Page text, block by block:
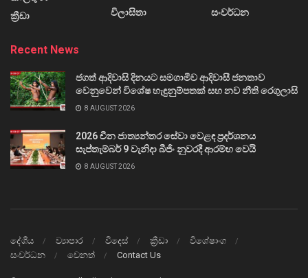
ක්‍රීඩා
විලාසිතා
සංවර්ධන
Recent News
ජගත් ආදිවාසි දිනයට සමගාමීව ආදිවාසී ජනතාව
වෙනුවෙන් විශේෂ හැඳුනුම්පතක් සහ නව නීති රෙගුලාසි
8 AUGUST 2026
2026 චීන ජාත්‍යන්තර සේවා වෙළඳ ප්‍රදර්ශනය
සැප්තැම්බර් 9 වැනිදා බීජිං නුවරදී ආරම්භ වෙයි
8 AUGUST 2026
දේශීය ව්‍යාපාර විදෙස් ක්‍රීඩා
විශේෂාංග
සංවර්ධන
වෙනත් Contact Us